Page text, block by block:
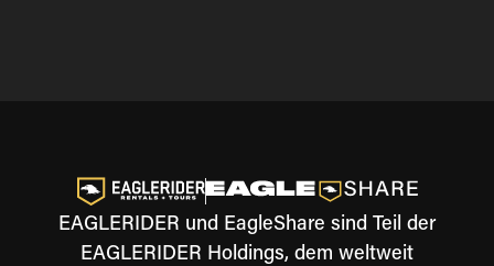
EAGLERIDER und EagleShare sind Teil der
EAGLERIDER Holdings, dem weltweit